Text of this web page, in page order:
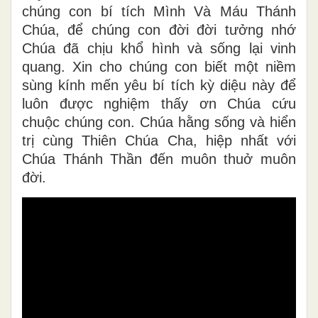
chúng con bí tích Mình Và Máu Thánh
Chúa, để chúng con đời đời tưởng nhớ
Chúa đã chịu khổ hình và sống lại vinh
quang. Xin cho chúng con biết một niềm
sùng kính mến yêu bí tích kỳ diệu này để
luôn được nghiệm thấy ơn Chúa cứu
chuộc chúng con. Chúa hằng sống và hiển
trị cùng Thiên Chúa Cha, hiệp nhất với
Chúa Thánh Thần đến muôn thuở muôn
đời.